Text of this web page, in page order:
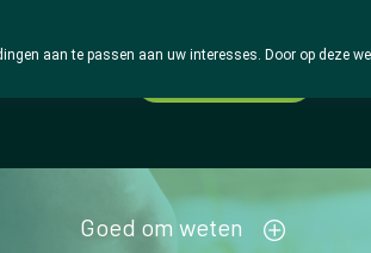
Goed om weten
aan te passen aan uw interesses. Door op deze